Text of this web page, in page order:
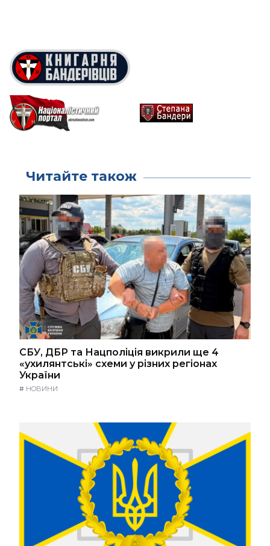
Читайте також
СБУ, ДБР та Нацполіція викрили ще 4
«ухилянтські» схеми у різних регіонах
України
# НОВИНИ